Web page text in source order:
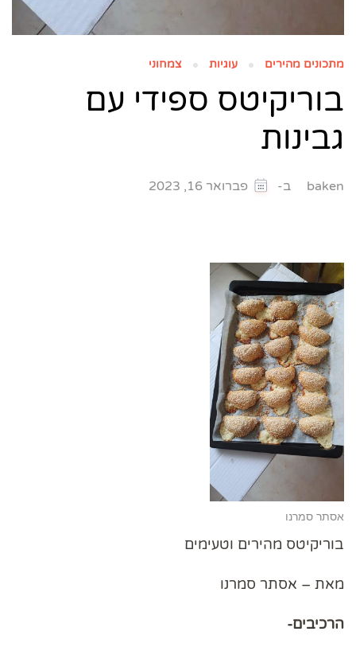
מתכונים מהירים עוגיות צמחוני
בוריקיטס ספידי עם
גבינות
baken ב- פברואר 16, 2023
אסתר סמרנו
בוריקיטס מהירים וטעימים
מאת – אסתר סמרנו
הרכיבים-